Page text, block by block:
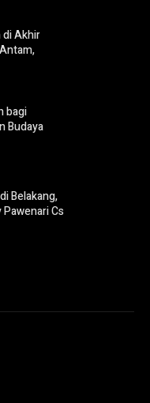
di Akhir
bagi
Budaya
Belakang,
Cs